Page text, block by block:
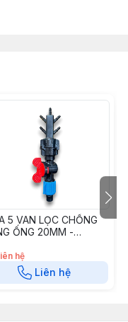
5 VAN LỌC CHỐNG
ỐNG 20MM -
hệ
Liên hệ